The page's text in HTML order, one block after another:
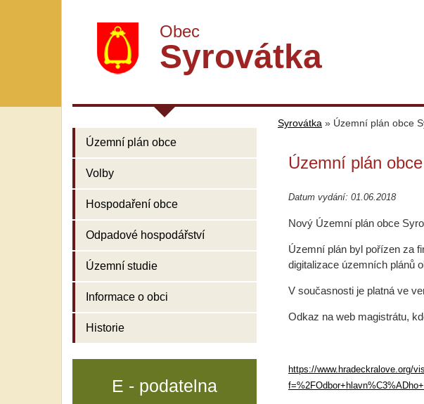
Obec
Syrovátka
Územní plán obce
Volby
Hospodaření obce
Odpadové hospodářství
Územní studie
Informace o obci
Historie
Syrovátka » Územní plán obce
Územní plán
Datum vydání: 01.06.2018
Nový Územní plán obce
Územní plán byl pořízen za
digitalizace územních plánů
V současnosti je platná ve
Odkaz na web magistrátu,
https://www.hradeckralove.org/
E - podatelna